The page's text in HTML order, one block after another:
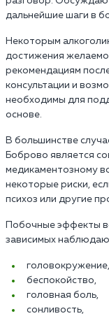
дальнейшие шаги в
Некоторым
достижения
рекомендациям
консультации и
необходимы для
основе.
В большинстве
Боброво является
медикаментозному
некоторые риски,
психоз или другие
Побочные эффекты
зависимых
головокружение,
беспокойство,
головная боль,
сонливость,